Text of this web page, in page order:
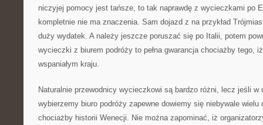
niczyjej pomocy jest tańsze, to tak naprawdę z wycieczkami po
kompletnie nie ma znaczenia. Sam dojazd z na przykład
duży wydatek. A należy jeszcze poruszać się po Italii, potem
wycieczki z biurem podróży to pełna gwarancja chociażby tego,
wspaniałym kraju.
Naturalnie przewodnicy wycieczkowi są bardzo różni, lecz jeśli w
wybierzemy biuro podróży zapewne dowiemy się niebywale
chociażby historii Wenecji. Nie można zapominać, iż